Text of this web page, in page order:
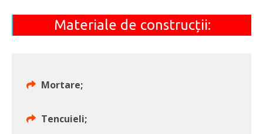
Materiale de construcții:
Mortare;
Tencuieli;